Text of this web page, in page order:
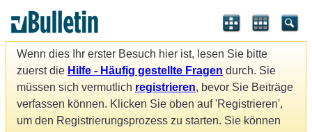
Wenn dies Ihr erster Besuch hier ist, lesen Sie bitte
zuerst die Hilfe - Häufig gestellte Fragen durch. Sie
müssen sich vermutlich registrieren, bevor Sie Beiträge
verfassen können. Klicken Sie oben auf 'Registrieren',
um den Registrierungsprozess zu starten. Sie können